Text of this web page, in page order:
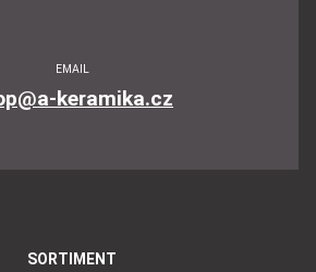
EMAIL
keramika.cz
SORTIMENT